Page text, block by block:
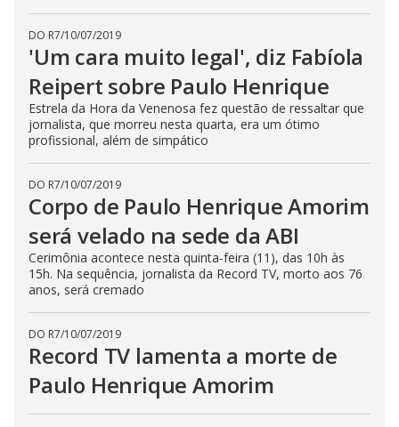
DO R7/10/07/2019
'Um cara muito legal', diz Fabíola
Reipert sobre Paulo Henrique
Estrela da Hora da Venenosa fez questão de ressaltar que
jornalista, que morreu nesta quarta, era um ótimo
profissional, além de simpático
DO R7/10/07/2019
Corpo de Paulo Henrique Amorim
será velado na sede da ABI
Cerimônia acontece nesta quinta-feira (11), das 10h às
15h. Na sequência, jornalista da Record TV, morto aos 76
anos, será cremado
DO R7/10/07/2019
Record TV lamenta a morte de
Paulo Henrique Amorim